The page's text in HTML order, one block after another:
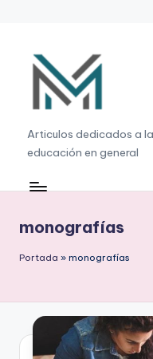
contenido
G
r
a
á
ti
a
Articulos dedicados a
educación en general
monografías
Portada » monografías